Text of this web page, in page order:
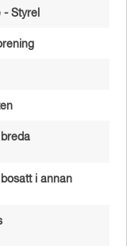
Styrel
i annan